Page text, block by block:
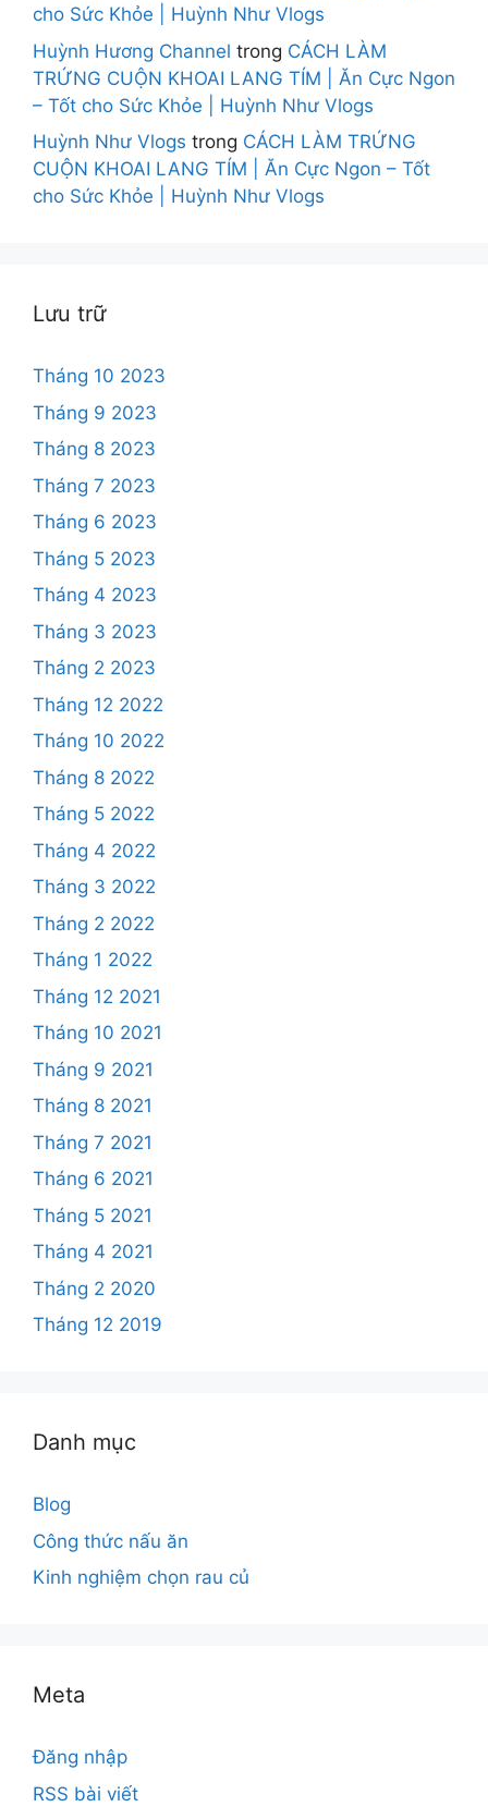
cho Sức Khỏe | Huỳnh Như Vlogs
Huỳnh Hương Channel trong CÁCH LÀM
TRỨNG CUỘN KHOAI LANG TÍM | Ăn Cực Ngon
– Tốt cho Sức Khỏe | Huỳnh Như Vlogs
Huỳnh Như Vlogs trong CÁCH LÀM TRỨNG
CUỘN KHOAI LANG TÍM | Ăn Cực Ngon – Tốt
cho Sức Khỏe | Huỳnh Như Vlogs
Lưu trữ
Tháng 10 2023
Tháng 9 2023
Tháng 8 2023
Tháng 7 2023
Tháng 6 2023
Tháng 5 2023
Tháng 4 2023
Tháng 3 2023
Tháng 2 2023
Tháng 12 2022
Tháng 10 2022
Tháng 8 2022
Tháng 5 2022
Tháng 4 2022
Tháng 3 2022
Tháng 2 2022
Tháng 1 2022
Tháng 12 2021
Tháng 10 2021
Tháng 9 2021
Tháng 8 2021
Tháng 7 2021
Tháng 6 2021
Tháng 5 2021
Tháng 4 2021
Tháng 2 2020
Tháng 12 2019
Danh mục
Blog
Công thức nấu ăn
Kinh nghiệm chọn rau củ
Meta
Đăng nhập
RSS bài viết